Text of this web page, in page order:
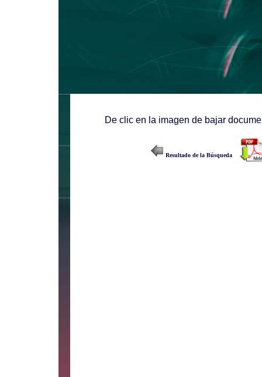
De clic en la imagen de bajar
Resultado de la Búsqueda